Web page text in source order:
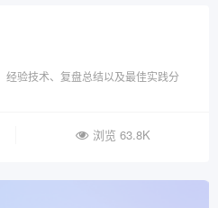
验技术、复盘总结以及最佳实践分
浏览 63.8K